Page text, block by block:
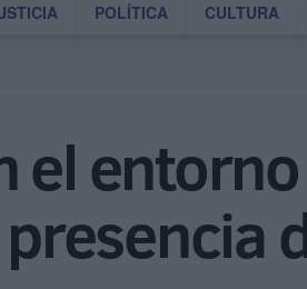
POLÍTICA CULTURA